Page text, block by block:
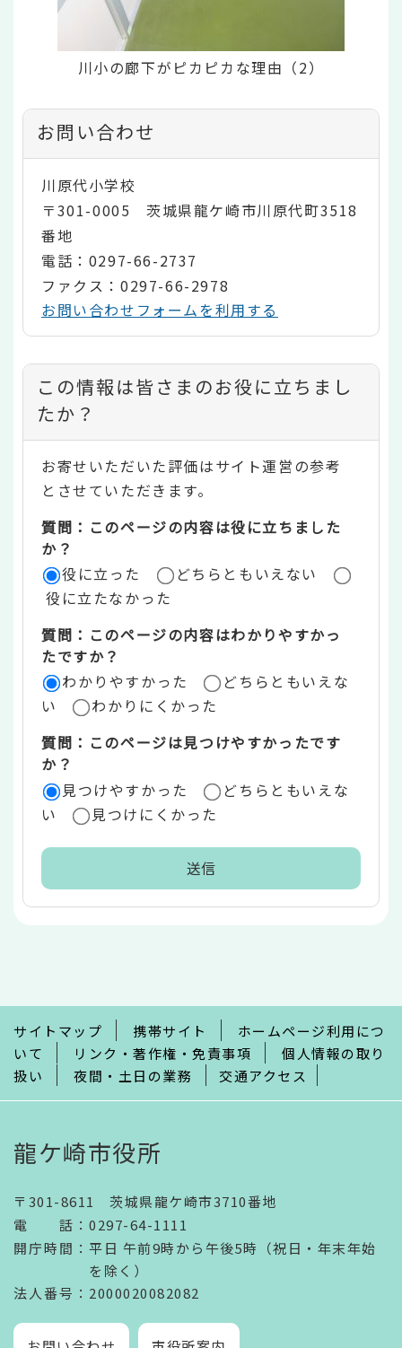
川小の廊下がピカピカな理由（2）
お問い合わせ
川原代小学校
〒301-0005 茨城県龍ケ崎市川原代町3518
番地
電話：0297-66-2737
ファクス：0297-66-2978
お問い合わせフォームを利用する
コ
ン
テ
ン
ツ
評
価
リ
ア
この情報は皆さまのお役に立ちまし
たか？
お寄せいただいた評価はサイト運営の参考
とさせていただきます。
質問：このページの内容は役に立ちました
か？
役に立った
どちらともいえない
役に立たなかった
質問：このページの内容はわかりやすかっ
たですか？
わかりやすかった
どちらともいえな
い
わかりにくかった
質問：このページは見つけやすかったです
か？
見つけやすかった
どちらともいえな
い
見つけにくかった
で
サイトマップ 携帯サイト
ホームページ利用につ
いて
リンク・著作権・免責事項
個人情報の取り
扱い
夜間・土日の業務 交通アクセス
龍ケ崎市役所
〒301-8611 茨城県龍ケ崎市3710番地
電話 ： 0297-64-1111
開庁時間 ： 平日 午前9時から午後5時（祝日・年末年始
を除く）
法人番号 ：2000020082082